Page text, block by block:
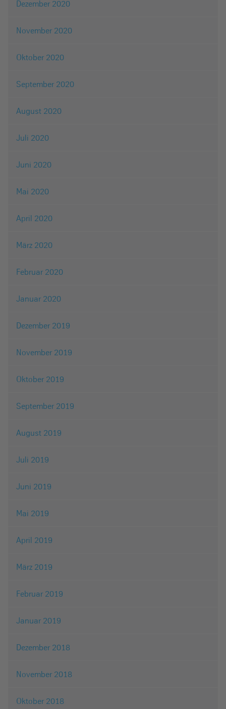
Dezember 2020
November 2020
Oktober 2020
September 2020
August 2020
Juli 2020
Juni 2020
Mai 2020
April 2020
März 2020
Februar 2020
Januar 2020
Dezember 2019
November 2019
Oktober 2019
September 2019
August 2019
Juli 2019
Juni 2019
Mai 2019
April 2019
März 2019
Februar 2019
Januar 2019
Dezember 2018
November 2018
Oktober 2018